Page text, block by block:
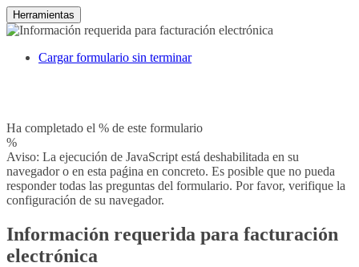
Herramientas
Cargar formulario sin terminar
Ha completado el % de este formulario
%
Aviso: La ejecución de JavaScript está deshabilitada en su
navegador o en esta paǵina en concreto. Es posible que no pueda
responder todas las preguntas del formulario. Por favor, verifique la
configuración de su navegador.
Información requerida para facturación
electrónica